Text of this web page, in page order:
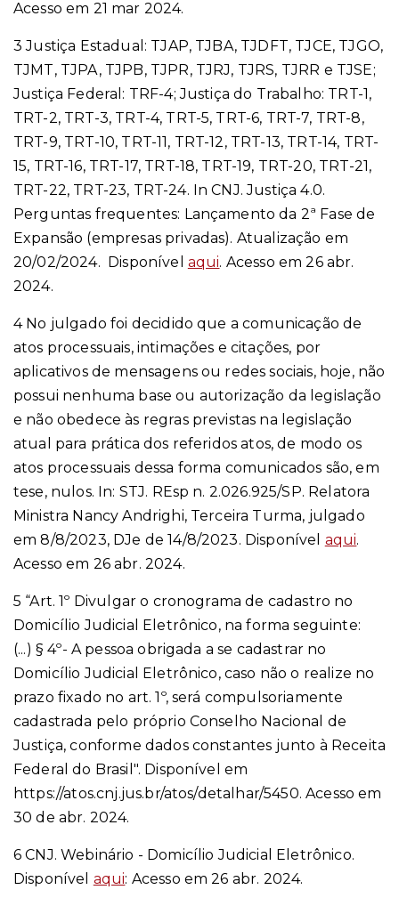
Acesso em 21 mar 2024.
3 Justiça Estadual: TJAP, TJBA, TJDFT, TJCE, TJGO,
TJMT, TJPA, TJPB, TJPR, TJRJ, TJRS, TJRR e TJSE;
Justiça Federal: TRF-4; Justiça do Trabalho: TRT-1,
TRT-2, TRT-3, TRT-4, TRT-5, TRT-6, TRT-7, TRT-8,
TRT-9, TRT-10, TRT-11, TRT-12, TRT-13, TRT-14, TRT-
15, TRT-16, TRT-17, TRT-18, TRT-19, TRT-20, TRT-21,
TRT-22, TRT-23, TRT-24. In CNJ. Justiça 4.0.
Perguntas frequentes: Lançamento da 2ª Fase de
Expansão (empresas privadas). Atualização em
20/02/2024. Disponível aqui. Acesso em 26 abr.
2024.
4 No julgado foi decidido que a comunicação de
atos processuais, intimações e citações, por
aplicativos de mensagens ou redes sociais, hoje, não
possui nenhuma base ou autorização da legislação
e não obedece às regras previstas na legislação
atual para prática dos referidos atos, de modo os
atos processuais dessa forma comunicados são, em
tese, nulos. In: STJ. REsp n. 2.026.925/SP. Relatora
Ministra Nancy Andrighi, Terceira Turma, julgado
em 8/8/2023, DJe de 14/8/2023. Disponível aqui.
Acesso em 26 abr. 2024.
5 “Art. 1º Divulgar o cronograma de cadastro no
Domicílio Judicial Eletrônico, na forma seguinte:
(...) § 4º- A pessoa obrigada a se cadastrar no
Domicílio Judicial Eletrônico, caso não o realize no
prazo fixado no art. 1º, será compulsoriamente
cadastrada pelo próprio Conselho Nacional de
Justiça, conforme dados constantes junto à Receita
Federal do Brasil". Disponível em
https://atos.cnj.jus.br/atos/detalhar/5450. Acesso em
30 de abr. 2024.
6 CNJ. Webinário - Domicílio Judicial Eletrônico.
Disponível aqui: Acesso em 26 abr. 2024.